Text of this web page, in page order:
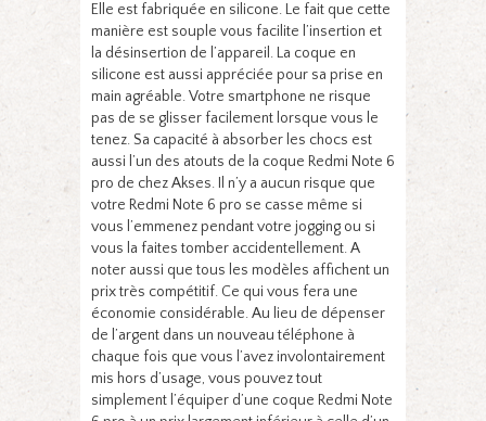
Elle est fabriquée en silicone. Le fait que cette
manière est souple vous facilite l’insertion et
la désinsertion de l’appareil. La coque en
silicone est aussi appréciée pour sa prise en
main agréable. Votre smartphone ne risque
pas de se glisser facilement lorsque vous le
tenez. Sa capacité à absorber les chocs est
aussi l’un des atouts de la coque Redmi Note 6
pro de chez Akses. Il n’y a aucun risque que
votre Redmi Note 6 pro se casse même si
vous l’emmenez pendant votre jogging ou si
vous la faites tomber accidentellement. A
noter aussi que tous les modèles affichent un
prix très compétitif. Ce qui vous fera une
économie considérable. Au lieu de dépenser
de l’argent dans un nouveau téléphone à
chaque fois que vous l’avez involontairement
mis hors d’usage, vous pouvez tout
simplement l’équiper d’une coque Redmi Note